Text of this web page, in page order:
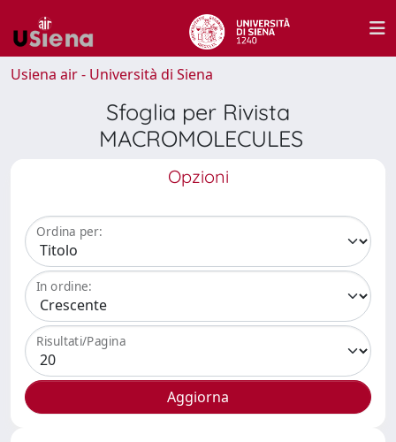
Usiena air - Università di Siena
Sfoglia per Rivista
MACROMOLECULES
Opzioni
Ordina per:
In ordine:
Risultati/Pagina